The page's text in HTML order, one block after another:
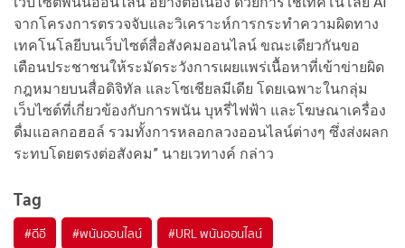
จากโครงการตรวจจับและวิเคราะห์การกระทำความผิดทาง
เทคโนโลยีบนเว็บไซต์สื่อสังคมออนไลน์ ขณะเดียวกันขอ
เตือนประชาชนให้ระมัดระวังการเผยแพร่เนื้อหาที่เข้าข่ายผิด
กฎหมายบนสื่อดิจิทัล และโซเชียลมีเดีย โดยเฉพาะในกลุ่ม
เว็บไซต์ที่เกี่ยวข้องกับการพนัน บุหรี่ไฟฟ้า และโฆษณาเครื่อง
ดื่มแอลกอฮอล์ รวมทั้งการหลอกลวงออนไลน์ต่างๆ ซึ่งส่งผลก
ระทบโดยตรงต่อสังคม” นายเวทางค์ กล่าว
Tag
#ดีอี #พนันออนไลน์ #URL พนันออนไลน์